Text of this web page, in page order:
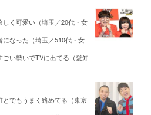
く可愛い（埼玉／20代・女
なった（埼玉／510代・女
い勢いでTVに出てる（愛知
とでもうまく絡めてる（東京